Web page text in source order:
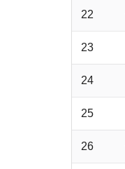
22
23
24
25
26